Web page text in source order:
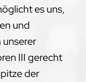
es uns,
und
III gerecht
der